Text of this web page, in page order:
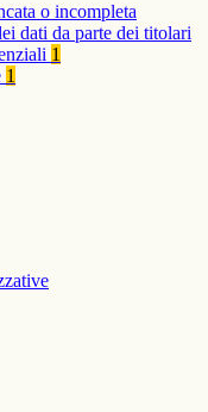
o incompleta
dati da parte dei titolari
1
1